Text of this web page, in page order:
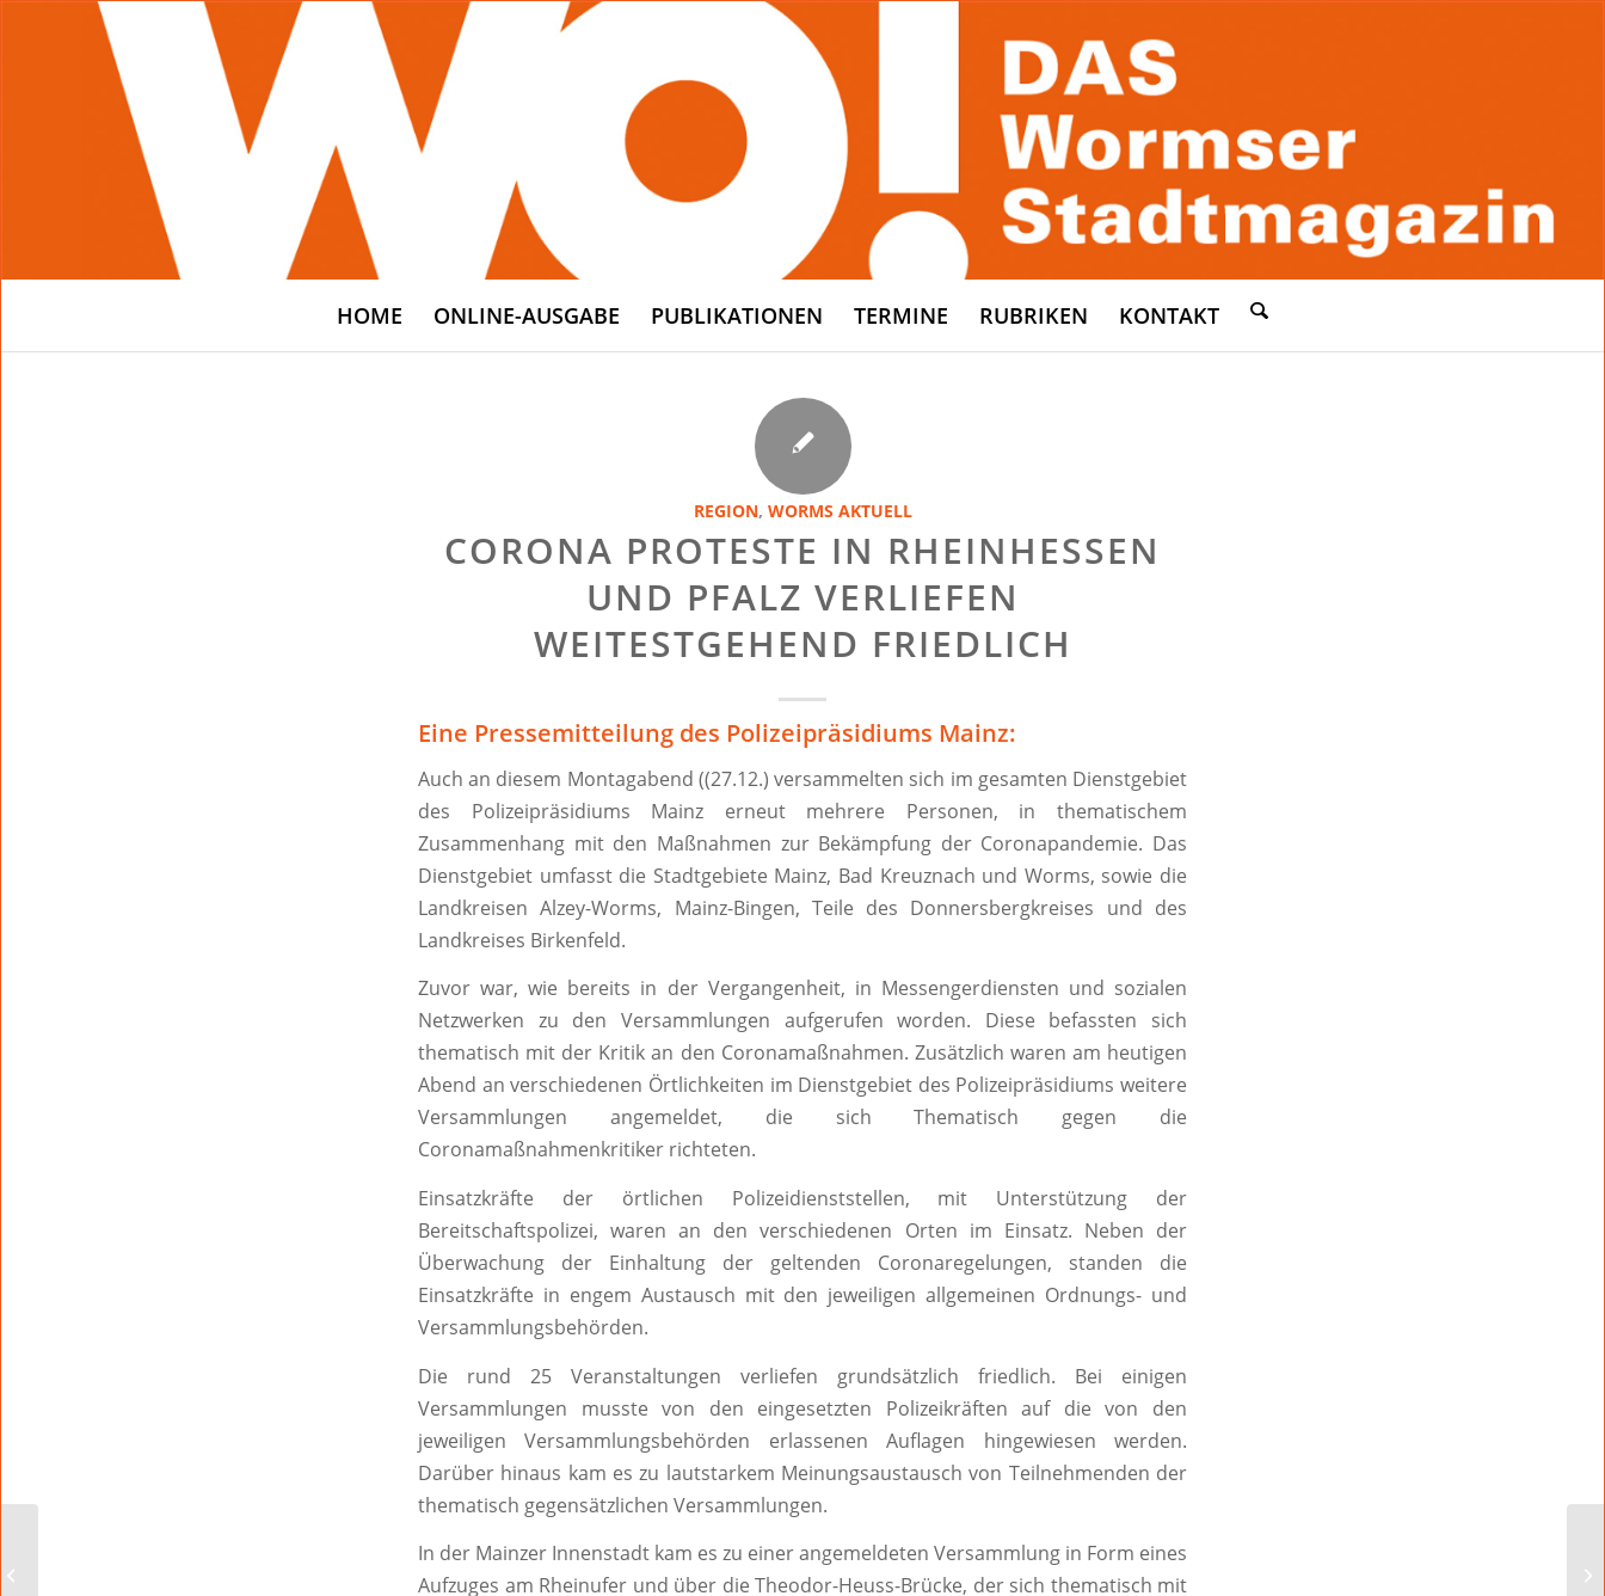
HOME ONLINE-AUSGABE PUBLIKATIONEN TERMINE RUBRIKEN KONTAKT
REGION, WORMS AKTUELL
CORONA PROTESTE IN RHEINHESSEN
UND PFALZ VERLIEFEN
WEITESTGEHEND FRIEDLICH
Eine Pressemitteilung des Polizeipräsidiums Mainz:
Auch an diesem Montagabend ((27.12.) versammelten sich im gesamten Dienstgebiet
des Polizeipräsidiums Mainz erneut mehrere Personen, in thematischem
Zusammenhang mit den Maßnahmen zur Bekämpfung der Coronapandemie. Das
Dienstgebiet umfasst die Stadtgebiete Mainz, Bad Kreuznach und Worms, sowie die
Landkreisen Alzey-Worms, Mainz-Bingen, Teile des Donnersbergkreises und des
Landkreises Birkenfeld.
Zuvor war, wie bereits in der Vergangenheit, in Messengerdiensten und sozialen
Netzwerken zu den Versammlungen aufgerufen worden. Diese befassten sich
thematisch mit der Kritik an den Coronamaßnahmen. Zusätzlich waren am heutigen
Abend an verschiedenen Örtlichkeiten im Dienstgebiet des Polizeipräsidiums weitere
Versammlungen angemeldet, die sich Thematisch gegen die
Coronamaßnahmenkritiker richteten.
Einsatzkräfte der örtlichen Polizeidienststellen, mit Unterstützung der
Bereitschaftspolizei, waren an den verschiedenen Orten im Einsatz. Neben der
Überwachung der Einhaltung der geltenden Coronaregelungen, standen die
Einsatzkräfte in engem Austausch mit den jeweiligen allgemeinen Ordnungs- und
Versammlungsbehörden.
Die rund 25 Veranstaltungen verliefen grundsätzlich friedlich. Bei einigen
Versammlungen musste von den eingesetzten Polizeikräften auf die von den
jeweiligen Versammlungsbehörden erlassenen Auflagen hingewiesen werden.
Darüber hinaus kam es zu lautstarkem Meinungsaustausch von Teilnehmenden der
thematisch gegensätzlichen Versammlungen.
In der Mainzer Innenstadt kam es zu einer angemeldeten Versammlung in Form eines
Aufzuges am Rheinufer und über die Theodor-Heuss-Brücke, der sich thematisch mit